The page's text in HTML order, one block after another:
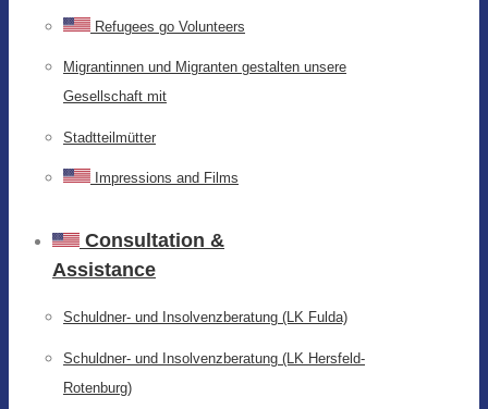
Refugees go Volunteers
Migrantinnen und Migranten gestalten unsere
Gesellschaft mit
Stadtteilmütter
Impressions and Films
Consultation &
Assistance
Schuldner- und Insolvenzberatung (LK Fulda)
Schuldner- und Insolvenzberatung (LK Hersfeld-
Rotenburg)